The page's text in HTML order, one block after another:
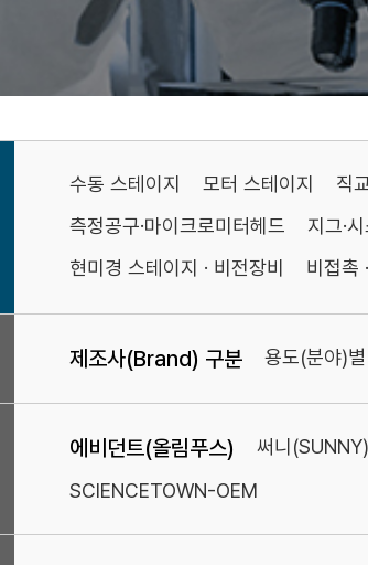
수동 스테이지 모터 스테이지 직
측정공구·마이크로미터헤드
지그·
현미경 스테이지 · 비전장비
비접촉
제조사(Brand) 구분 용도(분야)
에비던트(올림푸스) 써니(SUNNY)
SCIENCETOWN-OEM